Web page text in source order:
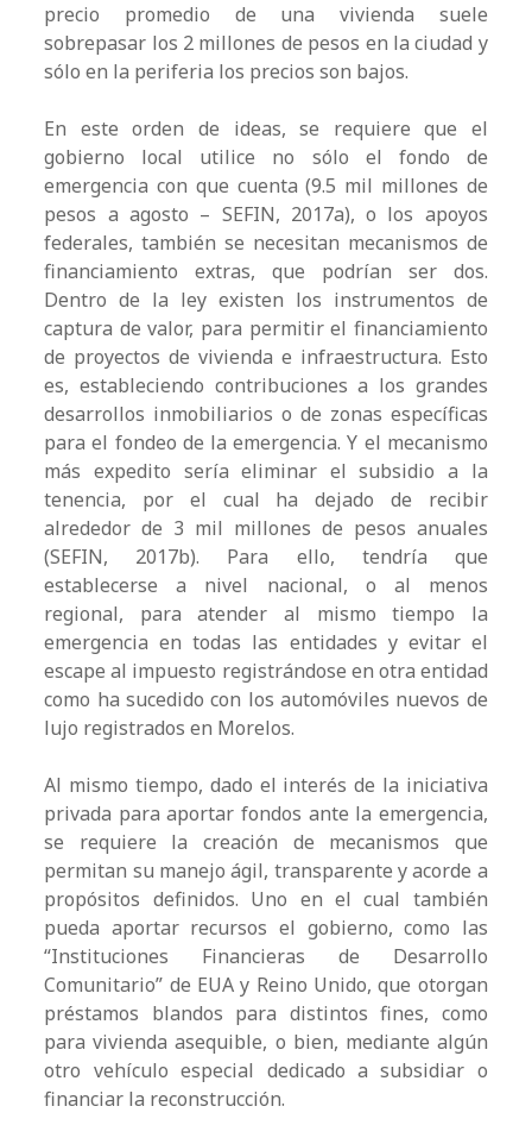
precio promedio de una vivienda suele
sobrepasar los 2 millones de pesos en la ciudad y
sólo en la periferia los precios son bajos.
En este orden de ideas, se requiere que el
gobierno local utilice no sólo el fondo de
emergencia con que cuenta (9.5 mil millones de
pesos a agosto – SEFIN, 2017a), o los apoyos
federales, también se necesitan mecanismos de
financiamiento extras, que podrían ser dos.
Dentro de la ley existen los instrumentos de
captura de valor, para permitir el financiamiento
de proyectos de vivienda e infraestructura. Esto
es, estableciendo contribuciones a los grandes
desarrollos inmobiliarios o de zonas específicas
para el fondeo de la emergencia. Y el mecanismo
más expedito sería eliminar el subsidio a la
tenencia, por el cual ha dejado de recibir
alrededor de 3 mil millones de pesos anuales
(SEFIN, 2017b). Para ello, tendría que
establecerse a nivel nacional, o al menos
regional, para atender al mismo tiempo la
emergencia en todas las entidades y evitar el
escape al impuesto registrándose en otra entidad
como ha sucedido con los automóviles nuevos de
lujo registrados en Morelos.
Al mismo tiempo, dado el interés de la iniciativa
privada para aportar fondos ante la emergencia,
se requiere la creación de mecanismos que
permitan su manejo ágil, transparente y acorde a
propósitos definidos. Uno en el cual también
pueda aportar recursos el gobierno, como las
“Instituciones Financieras de Desarrollo
Comunitario” de EUA y Reino Unido, que otorgan
préstamos blandos para distintos fines, como
para vivienda asequible, o bien, mediante algún
otro vehículo especial dedicado a subsidiar o
financiar la reconstrucción.